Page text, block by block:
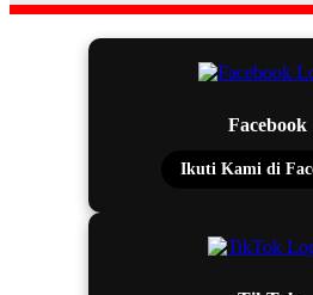
Facebook
Ikuti Kami di